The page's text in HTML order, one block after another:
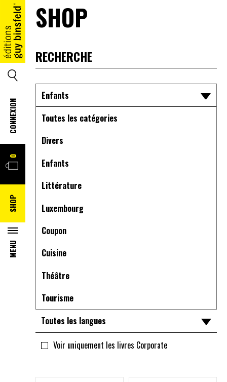
ACCUEIL
SEARCH
CONNEXION
PANIER
0
SHOP
MENU
SHOP
Enfants
Toutes les catégories
Divers
Enfants
Littérature
Luxembourg
Coupon
Cuisine
Théâtre
Tourisme
Toutes les langues
Toutes les langues
Voir uniquement les livres Corporate